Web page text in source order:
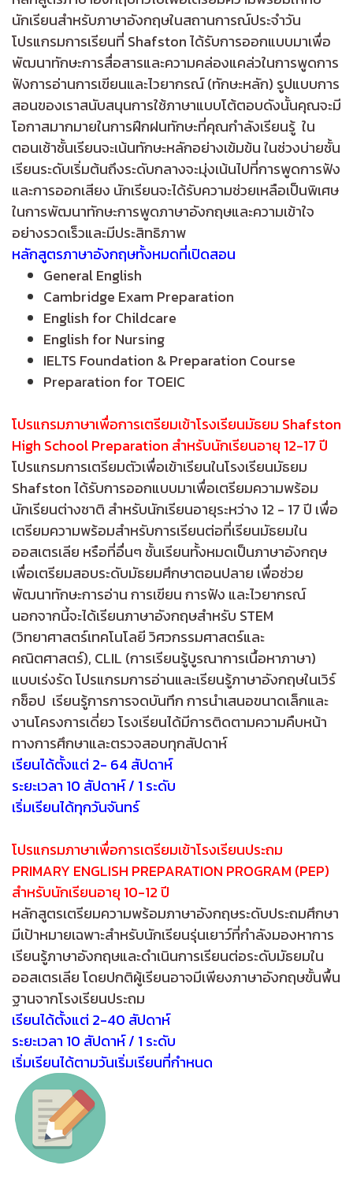
นักเรียนสำหรับภาษาอังกฤษในสถานการณ์ประจำวัน
โปรแกรมการเรียนที่ Shafston ได้รับการออกแบบมาเพื่อ
พัฒนาทักษะการสื่อสารและความคล่องแคล่วในการพูดการ
ฟังการอ่านการเขียนและไวยากรณ์ (ทักษะหลัก) รูปแบบการ
สอนของเราสนับสนุนการใช้ภาษาแบบโต้ตอบดังนั้นคุณจะมี
โอกาสมากมายในการฝึกฝนทักษะที่คุณกำลังเรียนรู้ ใน
ตอนเช้าชั้นเรียนจะเน้นทักษะหลักอย่างเข้มข้น ในช่วงบ่ายชั้น
เรียนระดับเริ่มต้นถึงระดับกลางจะมุ่งเน้นไปที่การพูดการฟัง
และการออกเสียง นักเรียนจะได้รับความช่วยเหลือเป็นพิเศษ
ในการพัฒนาทักษะการพูดภาษาอังกฤษและความเข้าใจ
อย่างรวดเร็วและมีประสิทธิภาพ
หลักสูตรภาษาอังกฤษทั้งหมดที่เปิดสอน
General English
Cambridge Exam Preparation
English for Childcare
English for Nursing
IELTS Foundation & Preparation Course
Preparation for TOEIC
โปรแกรมภาษาเพื่อการเตรียมเข้าโรงเรียนมัธยม Shafston
High School Preparation สำหรับนักเรียนอายุ 12-17 ปี
โปรแกรมการเตรียมตัวเพื่อเข้าเรียนในโรงเรียนมัธยม
Shafston ได้รับการออกแบบมาเพื่อเตรียมความพร้อม
นักเรียนต่างชาติ สำหรับนักเรียนอายุระหว่าง 12 - 17 ปี เพื่อ
เตรียมความพร้อมสำหรับการเรียนต่อที่เรียนมัธยมใน
ออสเตรเลีย หรือที่อื่นๆ ชั้นเรียนทั้งหมดเป็นภาษาอังกฤษ
เพื่อเตรียมสอบระดับมัธยมศึกษาตอนปลาย เพื่อช่วย
พัฒนาทักษะการอ่าน การเขียน การฟัง และไวยากรณ์
นอกจากนี้จะได้เรียนภาษาอังกฤษสำหรับ STEM
(วิทยาศาสตร์เทคโนโลยี วิศวกรรมศาสตร์และ
คณิตศาสตร์), CLIL (การเรียนรู้บูรณาการเนื้อหาภาษา)
แบบเร่งรัด โปรแกรมการอ่านและเรียนรู้ภาษาอังกฤษในเวิร์
กช็อป เรียนรู้การการจดบันทึก การนำเสนอขนาดเล็กและ
งานโครงการเดี่ยว โรงเรียนได้มีการติดตามความคืบหน้า
ทางการศึกษาและตรวจสอบทุกสัปดาห์
เรียนได้ตั้งแต่ 2- 64 สัปดาห์
ระยะเวลา 10 สัปดาห์ / 1 ระดับ
เริ่มเรียนได้ทุกวันจันทร์
โปรแกรมภาษาเพื่อการเตรียมเข้าโรงเรียนประถม
PRIMARY ENGLISH PREPARATION PROGRAM (PEP)
สำหรับนักเรียนอายุ 10-12 ปี
หลักสูตรเตรียมความพร้อมภาษาอังกฤษระดับประถมศึกษา
มีเป้าหมายเฉพาะสำหรับนักเรียนรุ่นเยาว์ที่กำลังมองหาการ
เรียนรู้ภาษาอังกฤษและดำเนินการเรียนต่อระดับมัธยมใน
ออสเตรเลีย โดยปกติผู้เรียนอาจมีเพียงภาษาอังกฤษขั้นพื้น
ฐานจากโรงเรียนประถม
เรียนได้ตั้งแต่ 2-40 สัปดาห์
ระยะเวลา 10 สัปดาห์ / 1 ระดับ
เริ่มเรียนได้ตามวันเริ่มเรียนที่กำหนด